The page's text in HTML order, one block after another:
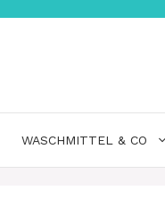
WASCHMITTEL & CO